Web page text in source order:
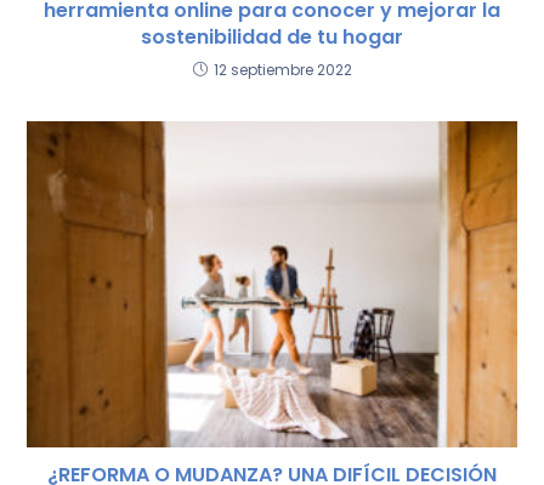
herramienta online para conocer y mejorar la
sostenibilidad de tu hogar
12 septiembre 2022
¿REFORMA O MUDANZA? UNA DIFÍCIL DECISIÓN